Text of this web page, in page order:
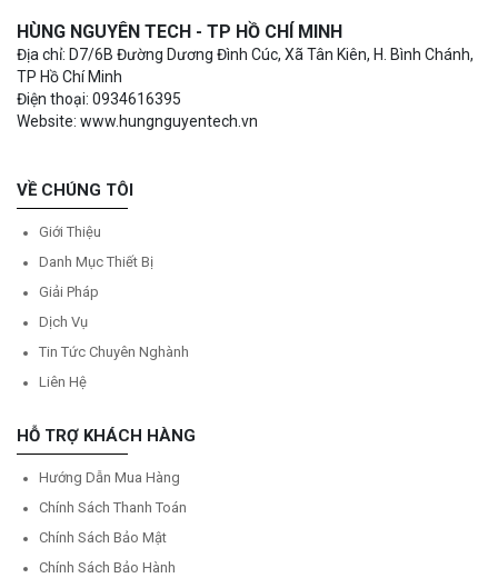
HÙNG NGUYÊN TECH - TP HỒ CHÍ MINH
Địa chỉ: D7/6B Đường Dương Đình Cúc, Xã Tân Kiên, H. Bình Chánh,
TP Hồ Chí Minh
Điện thoại: 0934616395
Website: www.hungnguyentech.vn
VỀ CHÚNG TÔI
Giới Thiệu
Danh Mục Thiết Bị
Giải Pháp
Dịch Vụ
Tin Tức Chuyên Nghành
Liên Hệ
HỖ TRỢ KHÁCH HÀNG
Hướng Dẫn Mua Hàng
Chính Sách Thanh Toán
Chính Sách Bảo Mật
Chính Sách Bảo Hành